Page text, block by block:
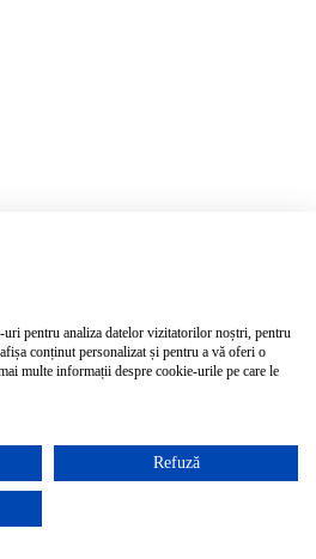
uri pentru analiza datelor vizitatorilor noștri, pentru
conținut personalizat și pentru a vă oferi o
multe informații despre cookie-urile pe care le
Refuză